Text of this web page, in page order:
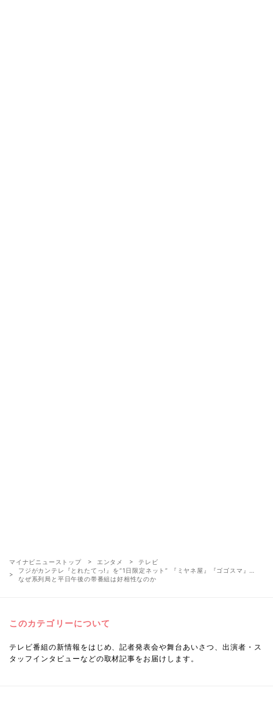
マイナビニューストップ エンタメ
テレビ
フジがカンテレ『とれたてっ!』を“1日限定ネット” 『ミヤネ屋』『ゴゴスマ』…
なぜ系列局と平日午後の帯番組は好相性なのか
このカテゴリーについて
テレビ番組の新情報をはじめ、記者発表会や舞台あいさつ、出演者・ス
タッフインタビューなどの取材記事をお届けします。